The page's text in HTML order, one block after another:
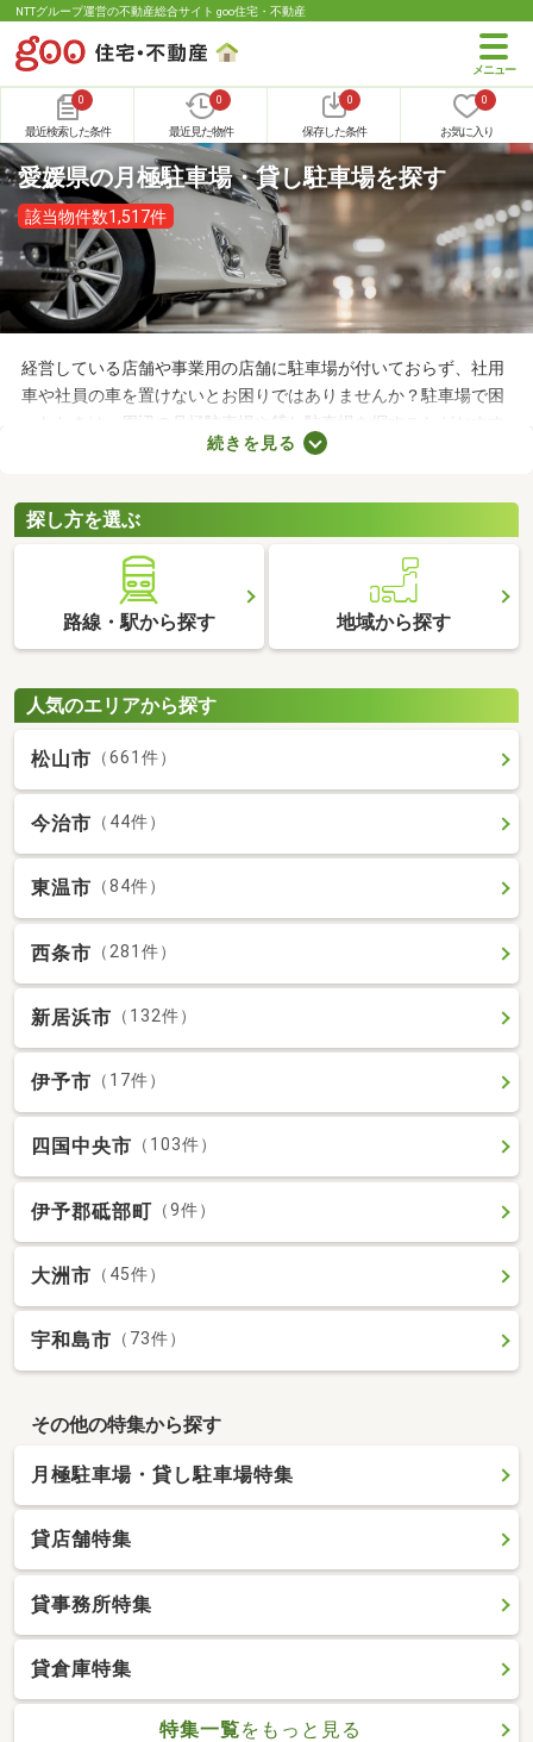
NTTグループ運営の不動産総合サイト goo住宅・不動産
0
最近検索した条件
0
最近見た物件
0
保存した条件
0
お気に入り
愛媛県の月極駐車場・貸し駐車場を探す
該当物件数1,517件
経営している店舗や事業用の店舗に駐車場が付いておらず、社用
車や社員の車を置けないとお困りではありませんか？駐車場で困
ったときは、周辺の月極駐車場や貸し駐車場を探すことがおすす
め。店舗や事務所から近い場所に駐車スペースを確保できれば、
介するので、立地をチェックしてみましょう。
続きを見る
探し方を選ぶ
路線・駅から探す 地域から探す
人気のエリアから探す
松山市 （661件）
今治市 （44件）
東温市 （84件）
西条市 （281件）
新居浜市 （132件）
伊予市 （17件）
四国中央市 （103件）
伊予郡砥部町 （9件）
大洲市 （45件）
宇和島市 （73件）
その他の特集から探す
月極駐車場・貸し駐車場特集
貸店舗特集
貸事務所特集
貸倉庫特集
特集一覧をもっと見る